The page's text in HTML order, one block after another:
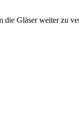
die Gläser weiter zu